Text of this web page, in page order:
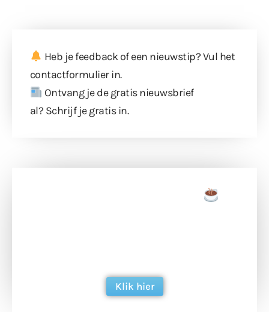
Heb je feedback of een nieuwstip? Vul het
contactformulierin.
Ontvang je de gratis nieuwsbrief
al? Schrijf je gratis in.
Klik hier